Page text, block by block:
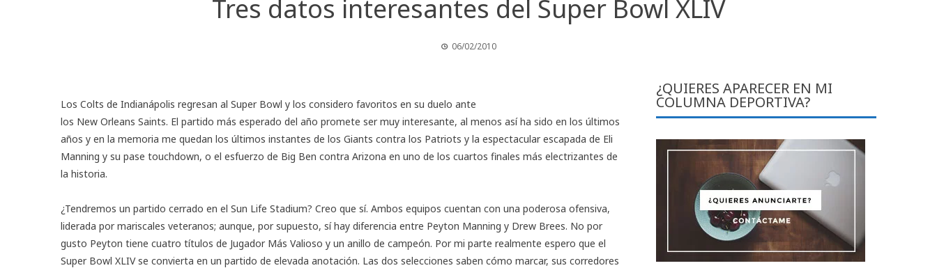
Tres datos interesantes del Super Bowl XLIV
06/02/2010
Los Colts de Indianápolis regresan al Super Bowl y los considero favoritos en su duelo ante
los New Orleans Saints. El partido más esperado del año promete ser muy interesante, al menos así ha sido en los últimos
años y en la memoria me quedan los últimos instantes de los Giants contra los Patriots y la espectacular escapada de Eli
Manning y su pase touchdown, o el esfuerzo de Big Ben contra Arizona en uno de los cuartos finales más electrizantes de
la historia.
¿Tendremos un partido cerrado en el Sun Life Stadium? Creo que sí. Ambos equipos cuentan con una poderosa ofensiva,
liderada por mariscales veteranos; aunque, por supuesto, sí hay diferencia entre Peyton Manning y Drew Brees. No por
gusto Peyton tiene cuatro títulos de Jugador Más Valioso y un anillo de campeón. Por mi parte realmente espero que el
Super Bowl XLIV se convierta en un partido de elevada anotación. Las dos selecciones saben cómo marcar, sus corredores
¿QUIERES APARECER EN MI
COLUMNA DEPORTIVA?